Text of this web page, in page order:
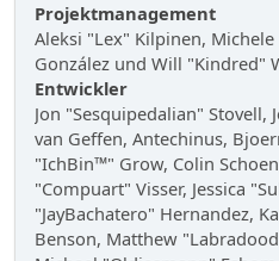
Projektmanagement
Aleksi "Lex" Kilpinen,
González und Will "Kindred"
Entwickler
Jon "Sesquipedalian" Stovell,
van Geffen, Antechinus,
"IchBin™" Grow, Colin
"Compuart" Visser, Jessica
"JayBachatero" Hernandez,
Benson, Matthew